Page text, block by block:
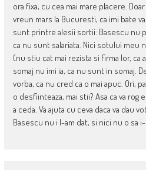
ora fixa, cu cea mai mare placere.
vreun mars la Bucuresti, ca imi bate
sunt printre alesii sortii: Basescu nu
ca nu sunt salariata. Nici sotului meu
(nu stiu cat mai rezista si firma lor, ca
somaj nu imi ia, ca nu sunt in somaj.
vorba, ca nu cred ca o mai apuc. Ori,
o desfiinteaza, mai stii? Asa ca va
a ceda. Va ajuta cu ceva daca va dau
Basescu nu i l-am dat, si nici nu o sa